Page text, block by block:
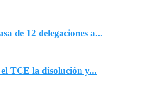
de 12 delegaciones a...
TCE la disolución y...